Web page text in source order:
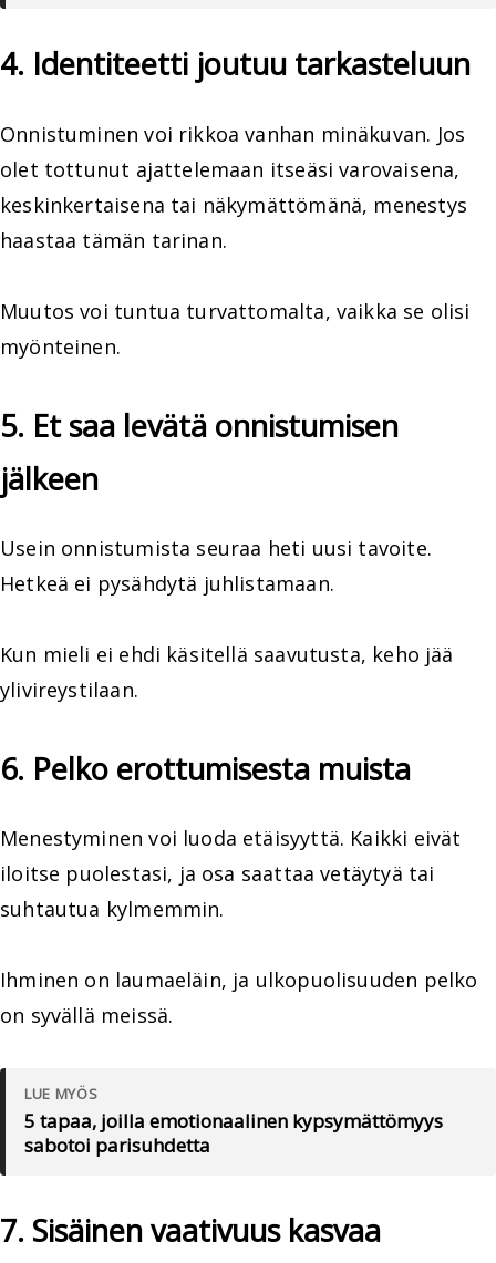
4. Identiteetti joutuu tarkasteluun
Onnistuminen voi rikkoa vanhan minäkuvan. Jos
olet tottunut ajattelemaan itseäsi varovaisena,
keskinkertaisena tai näkymättömänä, menestys
haastaa tämän tarinan.
Muutos voi tuntua turvattomalta, vaikka se olisi
myönteinen.
5. Et saa levätä onnistumisen
jälkeen
Usein onnistumista seuraa heti uusi tavoite.
Hetkeä ei pysähdytä juhlistamaan.
Kun mieli ei ehdi käsitellä saavutusta, keho jää
ylivireystilaan.
6. Pelko erottumisesta muista
Menestyminen voi luoda etäisyyttä. Kaikki eivät
iloitse puolestasi, ja osa saattaa vetäytyä tai
suhtautua kylmemmin.
Ihminen on laumaeläin, ja ulkopuolisuuden pelko
on syvällä meissä.
LUE MYÖS
5 tapaa, joilla emotionaalinen kypsymättömyys
sabotoi parisuhdetta
7. Sisäinen vaativuus kasvaa